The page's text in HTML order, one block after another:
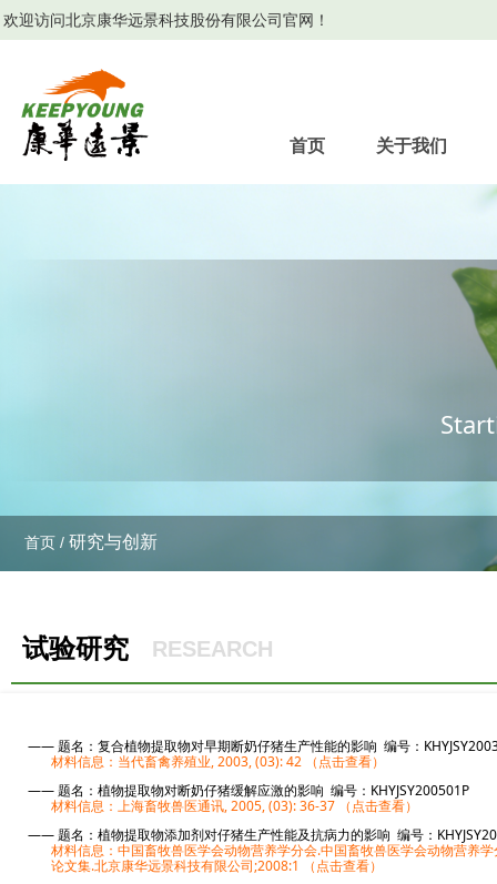
首页 关于我们
欢迎访问北京康华远景科技股份有限公司官网！
首页 / 研究与创新
试验研究 RESEARCH
—— 题名：复合植物提取物对早期断奶仔猪生产性能的影响 编号：
材料信息：当代畜禽养殖业, 2003, (03): 42 （点击查看）
—— 题名：植物提取物对断奶仔猪缓解应激的影响 编号：KHYJSY200501P
材料信息：上海畜牧兽医通讯, 2005, (03): 36-37 （点击查看）
—— 题名：植物提取物添加剂对仔猪生产性能及抗病力的影响 编号：
材料信息：中国畜牧兽医学会动物营养学分会.中国畜牧兽医学会动物营养学
论文集.北京康华远景科技有限公司;2008:1
（点击查看）